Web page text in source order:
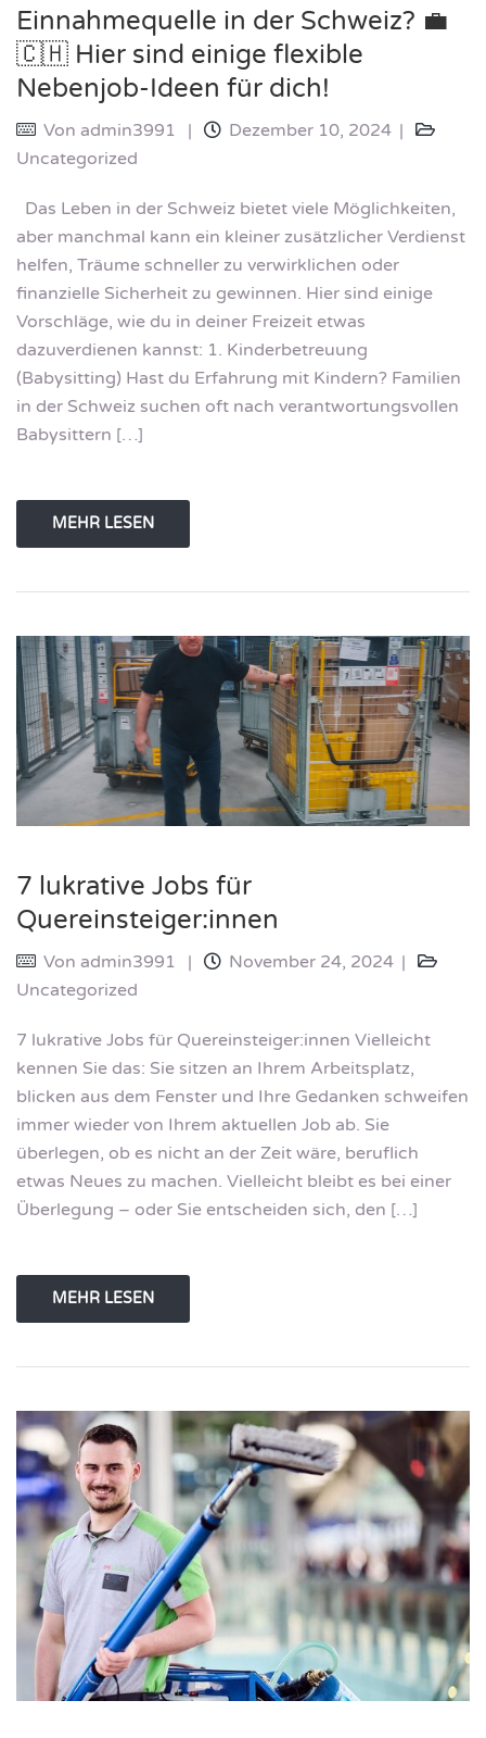
Einnahmequelle in der Schweiz? 💼
🇨🇭 Hier sind einige flexible
Nebenjob-Ideen für dich!
Von admin3991
Dezember 10, 2024
Uncategorized
Das Leben in der Schweiz bietet viele Möglichkeiten,
aber manchmal kann ein kleiner zusätzlicher Verdienst
helfen, Träume schneller zu verwirklichen oder
finanzielle Sicherheit zu gewinnen. Hier sind einige
Vorschläge, wie du in deiner Freizeit etwas
dazuverdienen kannst: 1. Kinderbetreuung
(Babysitting) Hast du Erfahrung mit Kindern? Familien
in der Schweiz suchen oft nach verantwortungsvollen
Babysittern […]
MEHR LESEN
7 lukrative Jobs für
Quereinsteiger:innen
Von admin3991
November 24, 2024
Uncategorized
7 lukrative Jobs für Quereinsteiger:innen Vielleicht
kennen Sie das: Sie sitzen an Ihrem Arbeitsplatz,
blicken aus dem Fenster und Ihre Gedanken schweifen
immer wieder von Ihrem aktuellen Job ab. Sie
überlegen, ob es nicht an der Zeit wäre, beruflich
etwas Neues zu machen. Vielleicht bleibt es bei einer
Überlegung – oder Sie entscheiden sich, den […]
MEHR LESEN